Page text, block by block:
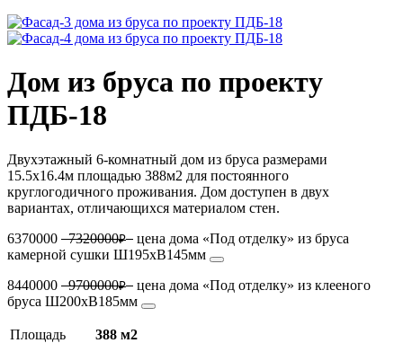
Дом из бруса по проекту
ПДБ-18
Двухэтажный 6-комнатный дом из бруса размерами
15.5х16.4м площадью 388м2 для постоянного
круглогодичного проживания. Дом доступен в двух
вариантах, отличающихся материалом стен.
6370000 7320000₽
цена дома «Под отделку» из бруса
камерной сушки Ш195хВ145мм
8440000 9700000₽
цена дома «Под отделку» из клееного
бруса Ш200хВ185мм
Площадь
388 м2